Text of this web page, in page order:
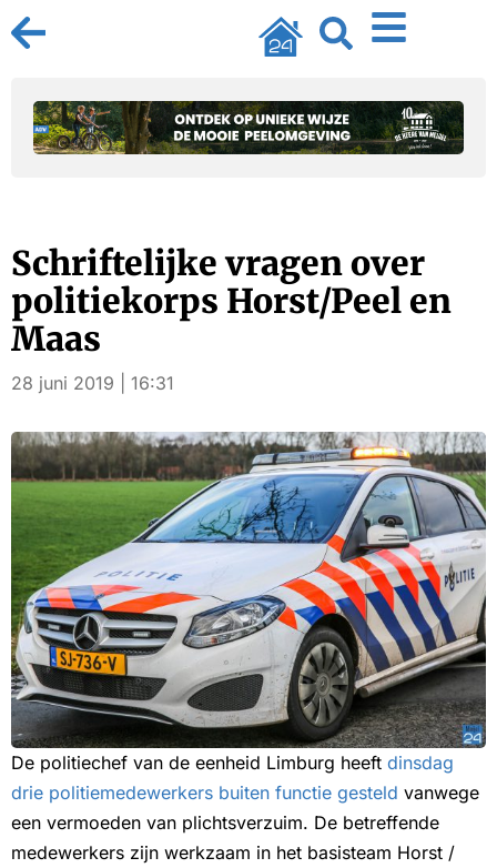
Schriftelijke vragen over
politiekorps Horst/Peel en
Maas
28 juni 2019 | 16:31
De politiechef van de eenheid Limburg heeft dinsdag
drie politiemedewerkers buiten functie gesteld vanwege
een vermoeden van plichtsverzuim. De betreffende
medewerkers zijn werkzaam in het basisteam Horst /